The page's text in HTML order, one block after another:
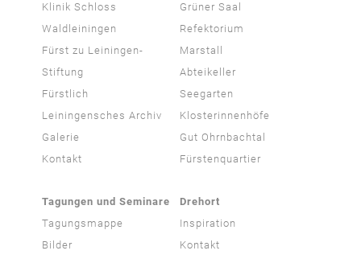
Klinik Schloss
Waldleiningen
Fürst zu Leiningen-
Stiftung
Fürstlich
Leiningensches Archiv
Galerie
Kontakt
Grüner Saal
Refektorium
Marstall
Abteikeller
Seegarten
Klosterinnenhöfe
Gut Ohrnbachtal
Fürstenquartier
Tagungen und Seminare
Tagungsmappe
Bilder
Drehort
Inspiration
Kontakt